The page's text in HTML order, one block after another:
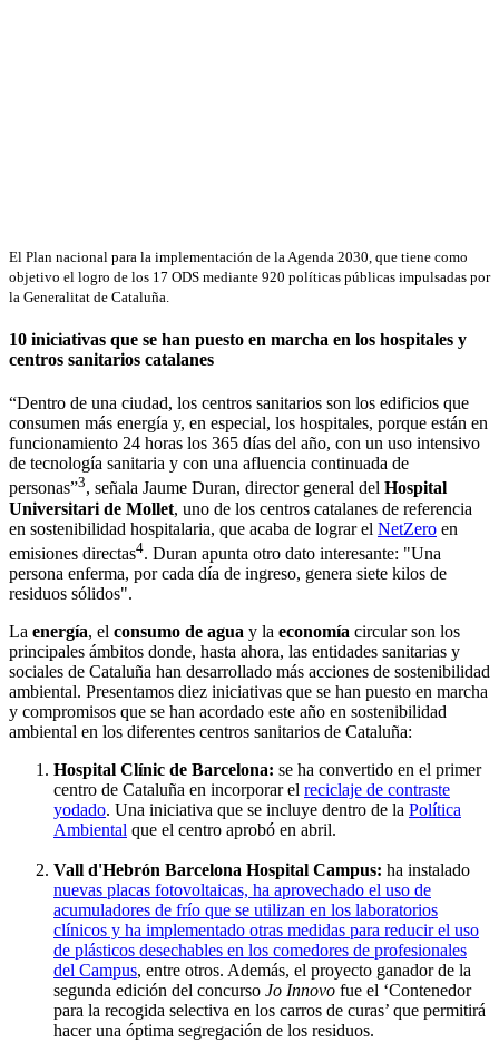
El Plan nacional para la implementación de la Agenda 2030, que tiene como
objetivo el logro de los 17 ODS mediante 920 políticas públicas impulsadas por
la Generalitat de Cataluña.
10 iniciativas que se han puesto en marcha en los hospitales y
centros sanitarios catalanes
“Dentro de una ciudad, los centros sanitarios son los edificios que
consumen más energía y, en especial, los hospitales, porque están en
funcionamiento 24 horas los 365 días del año, con un uso intensivo
de tecnología sanitaria y con una afluencia continuada de
personas”3, señala Jaume Duran, director general del Hospital
Universitari de Mollet, uno de los centros catalanes de referencia
en sostenibilidad hospitalaria, que acaba de lograr el NetZero en
emisiones directas4. Duran apunta otro dato interesante: "Una
persona enferma, por cada día de ingreso, genera siete kilos de
residuos sólidos".
La energía, el consumo de agua y la economía circular son los
principales ámbitos donde, hasta ahora, las entidades sanitarias y
sociales de Cataluña han desarrollado más acciones de sostenibilidad
ambiental. Presentamos diez iniciativas que se han puesto en marcha
y compromisos que se han acordado este año en sostenibilidad
ambiental en los diferentes centros sanitarios de Cataluña:
Hospital Clínic de Barcelona: se ha convertido en el primer
centro de Cataluña en incorporar el reciclaje de contraste
yodado. Una iniciativa que se incluye dentro de la Política
Ambiental que el centro aprobó en abril.
Vall d'Hebrón Barcelona Hospital Campus: ha instalado
nuevas placas fotovoltaicas, ha aprovechado el uso de
acumuladores de frío que se utilizan en los laboratorios
clínicos y ha implementado otras medidas para reducir el uso
de plásticos desechables en los comedores de profesionales
del Campus, entre otros. Además, el proyecto ganador de la
segunda edición del concurso Jo Innovo fue el ‘Contenedor
para la recogida selectiva en los carros de curas’ que permitirá
hacer una óptima segregación de los residuos.